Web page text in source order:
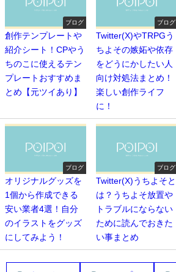
ブログ
創作テンプレートや
紹介シート！CPやう
ちのこに使えるテン
プレートおすすめま
とめ【元ツイあり】
ブログ
Twitter(X)やTRPGう
ちよその嫉妬や依存
をどうにかしたい人
向け対処法まとめ！
楽しい創作ライフ
に！
ブログ
オリジナルグッズを
1個から作成できる
安い業者4選！自分
のイラストをグッズ
にしてみよう！
ブログ
Twitter(X)うちよそと
は？うちよそ放置や
トラブルにならない
ために読んでおきた
い事まとめ